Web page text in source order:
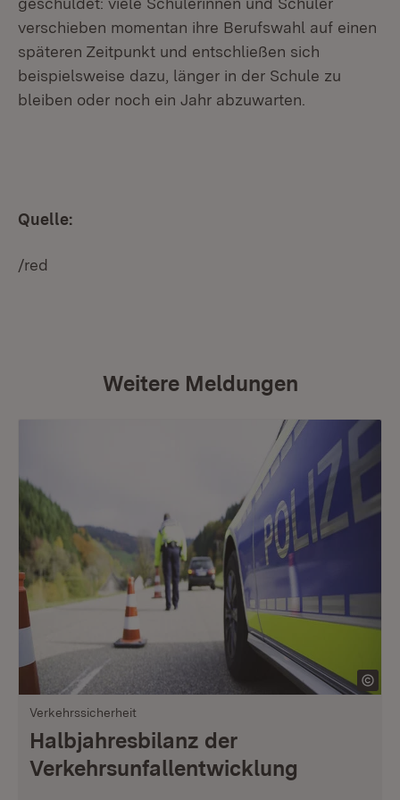
verschieben momentan ihre Berufswahl auf einen
späteren Zeitpunkt und entschließen sich
beispielsweise dazu, länger in der Schule zu
bleiben oder noch ein Jahr abzuwarten.
Quelle:
/red
Weitere Meldungen
Verkehrssicherheit
Halbjahresbilanz der
Verkehrsunfallentwicklung